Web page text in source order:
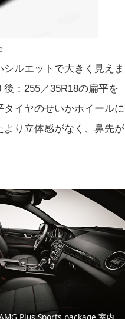
ルエットで大きく見えま
：255／35R18の扁平を
イヤのせいかホイールに
り立体感がなく、鼻先が